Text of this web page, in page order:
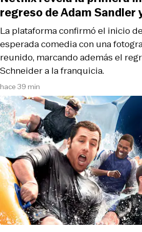
hace 39 min
La plataforma confirmó el inicio
esperada comedia con una
reunido, marcando además el
Schneider a la franquicia.
regreso de Adam Sandler